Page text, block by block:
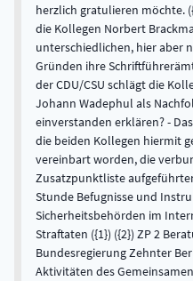
herzlich gratulieren möchte.
die Kollegen Norbert
unterschiedlichen, hier aber
Gründen ihre
der CDU/CSU schlägt die
Johann Wadephul als
einverstanden erklären? -
die beiden Kollegen hiermit
vereinbart worden, die
Zusatzpunktliste
Stunde Befugnisse und
Sicherheitsbehörden im
Straftaten ({1}) ({2}) ZP 2
Bundesregierung Zehnter
Aktivitäten des